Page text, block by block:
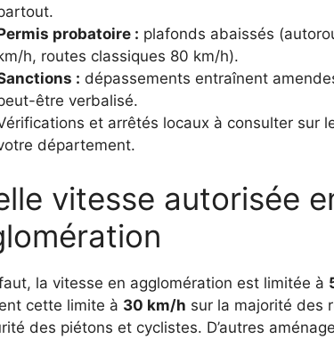
probatoire : plafonds abaissés
h, routes classiques 80 km/h).
: dépassements entraînent
être verbalisé.
et arrêtés locaux à consulter sur
département.
vitesse autorisée
la vitesse en agglomération est limitée à
cette limite à 30 km/h sur la majorité des
des piétons et cyclistes. D’autres